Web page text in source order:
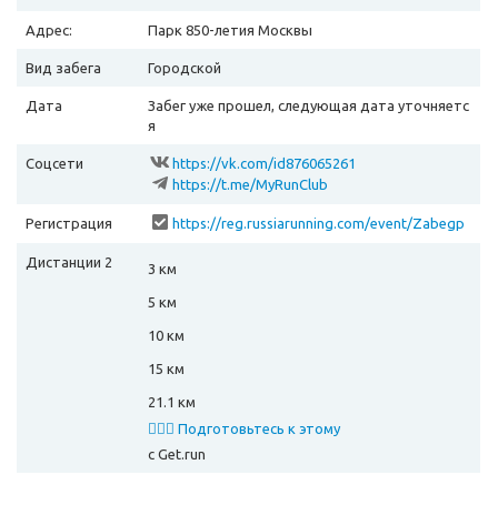
Адрес: Парк 850-летия Москвы
Вид забега Городской
Дата
Забег уже прошел, следующая дата уточняетс
я
Соцсети
https://vk.com/id876065261
https://t.me/MyRunClub
Регистрация
https://reg.russiarunning.com/event/Zabegp
Дистанции 2
3 км
5 км
10 км
15 км
21.1 км
🏃🏻‍♂️ Подготовьтесь к этому
забегу
с Get.run